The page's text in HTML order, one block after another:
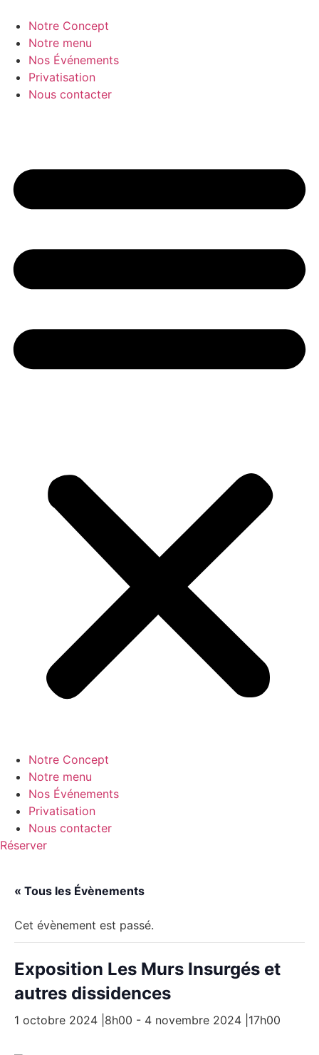
contenu
Notre Concept
Notre menu
Nos Événements
Privatisation
Nous contacter
Notre Concept
Notre menu
Nos Événements
Privatisation
Nous contacter
Réserver
« Tous les Évènements
Cet évènement est passé.
Exposition Les Murs Insurgés et
autres dissidences
1 octobre 2024 |8h00 - 4 novembre 2024 |17h00